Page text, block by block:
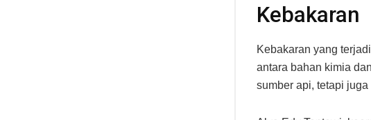
Kebakaran
Kebakaran yang
antara bahan kimia
sumber api, tetapi